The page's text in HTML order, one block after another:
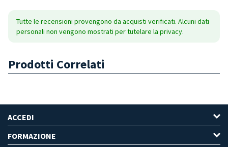
Tutte le recensioni provengono da acquisti verificati. Alcuni dati
personali non vengono mostrati per tutelare la privacy.
Prodotti Correlati
ACCEDI
FORMAZIONE